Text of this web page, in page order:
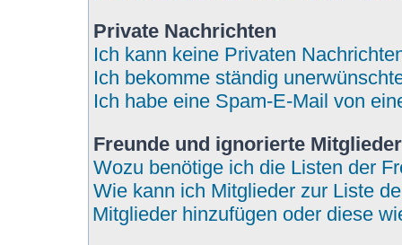
Private Nachrichten
Ich kann keine Privaten
Ich bekomme ständig
Ich habe eine Spam-E-Mail von
Freunde und ignorierte Mitglieder
Wozu benötige ich die Listen der
Wie kann ich Mitglieder zur Liste
Mitglieder hinzufügen oder diese